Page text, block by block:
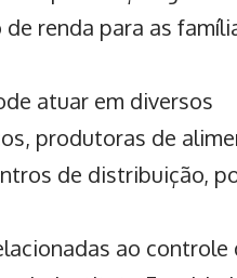
renda para as
atuar em diversos
produtoras de
de distribuição,
ao controle